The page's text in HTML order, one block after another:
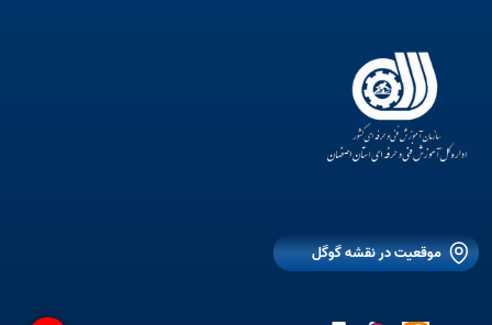
موقعیت در نقشه گوگل